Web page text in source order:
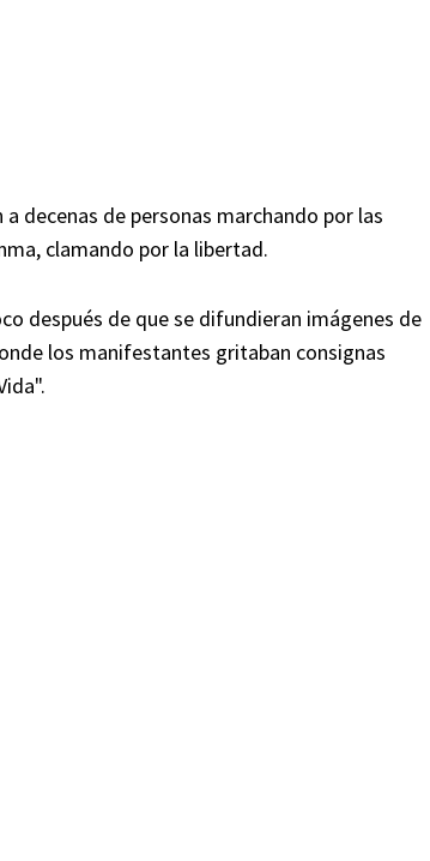
decenas de personas marchando por las
clamando por la libertad.
después de que se difundieran imágenes de
los manifestantes gritaban consignas